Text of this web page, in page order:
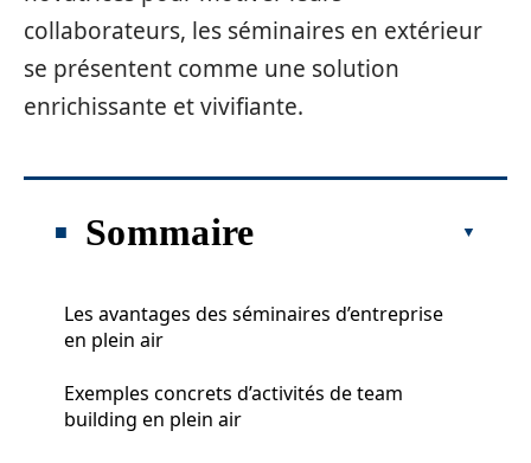
collaborateurs, les séminaires en extérieur
se présentent comme une solution
enrichissante et vivifiante.
Sommaire
Les avantages des séminaires d’entreprise
en plein air
Exemples concrets d’activités de team
building en plein air